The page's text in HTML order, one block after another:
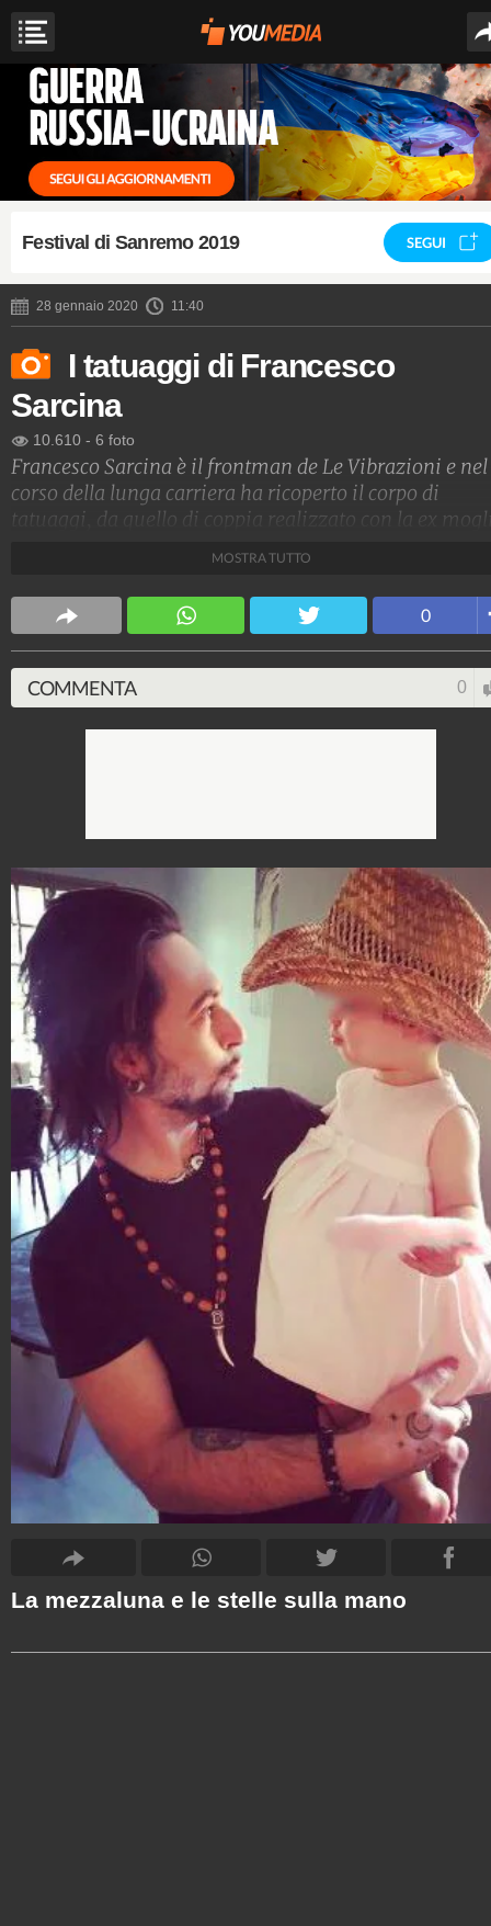
Festival di Sanremo 2019 SEGUI
28 gennaio 2020 11:40
I tatuaggi di Francesco
Sarcina
10.610 - 6 foto
Francesco Sarcina è il frontman de Le Vibrazioni e nel
corso della lunga carriera ha ricoperto il corpo di
tatuaggi, da quello di coppia realizzato con la ex
Stile e trend
MOSTRA TUTTO
0
COMMENTA 0
La mezzaluna e le stelle sulla mano